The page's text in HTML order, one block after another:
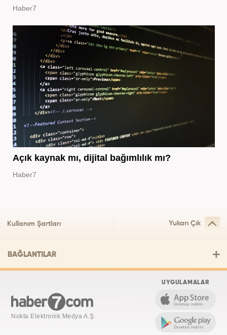
Haber7
Açık kaynak mı, dijital bağımlılık mı?
Haber7
Kullanım Şartları Yukarı Çık
BAĞLANTILAR
Nokta Elektronik Medya A.Ş.
UYGULAMALAR